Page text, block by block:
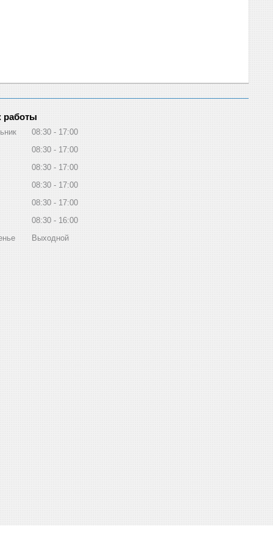
работы
08:30
17:00
08:30
17:00
08:30
17:00
08:30
17:00
08:30
17:00
08:30
16:00
Выходной